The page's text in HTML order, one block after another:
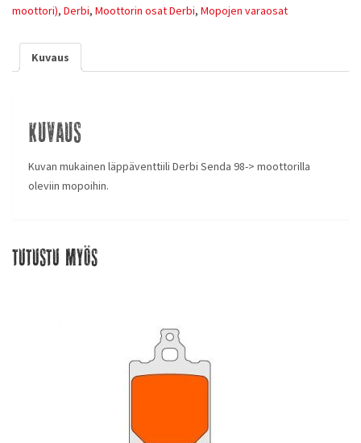
moottori), Derbi, Moottorin osat Derbi, Mopojen varaosat
Kuvaus
Kuvaus
Kuvan mukainen läppäventtiili Derbi Senda 98-> moottorilla
oleviin mopoihin.
Tutustu myös